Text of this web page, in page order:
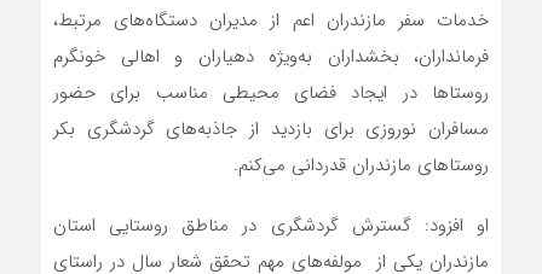
خدمات سفر مازندران اعم از مدیران دستگاه‌های مرتبط،
فرمانداران، بخشداران به‌ویژه‌ دهیاران و اهالی خونگرم
روستاها در ایجاد فضای محیطی مناسب برای حضور
مسافران نوروزی برای بازدید از جاذبه‌های گردشگری بکر
روستاهای مازندران قدردانی می‌کنم.
او افزود: گسترش گردشگری در مناطق روستایی استان
مازندران یکی از مولفه‌های مهم تحقق شعار سال در راستای